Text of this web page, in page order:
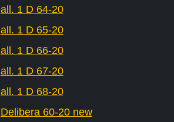
all. 1 D 64-20
all. 1 D 65-20
all. 1 D 66-20
all. 1 D 67-20
all. 1 D 68-20
Delibera 60-20 new